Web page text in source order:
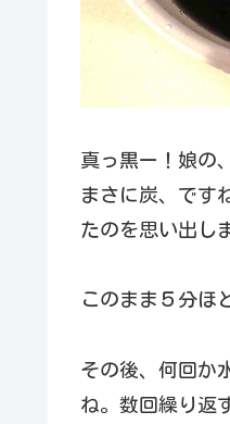
真っ黒ー！娘の
まさに炭、です
たのを思い出し
このまま５分ほ
その後、何回か
ね。数回繰り返